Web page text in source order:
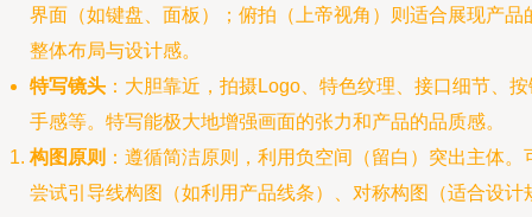
界面（如键盘、面板）；俯拍（上帝视角）则适合展现产品
整体布局与设计感。
特写镜头 ：大胆靠近，拍摄Logo、特色纹理、接口细节、
手感等。特写能极大地增强画面的张力和产品的品质感。
构图原则 ：遵循简洁原则，利用负空间（留白）突出主体。
尝试引导线构图（如利用产品线条）、对称构图（适合设计